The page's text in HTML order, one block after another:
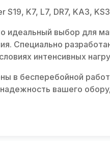
K7, L7, DR7, KA3,
идеальный выбор для
Специально
интенсивных
в бесперебойной
вашего